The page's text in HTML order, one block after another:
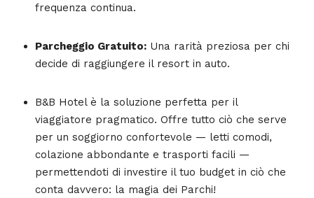
frequenza continua.
Parcheggio Gratuito: Una rarità preziosa per chi
decide di raggiungere il resort in auto.
B&B Hotel è la soluzione perfetta per il
viaggiatore pragmatico. Offre tutto ciò che serve
per un soggiorno confortevole — letti comodi,
colazione abbondante e trasporti facili —
permettendoti di investire il tuo budget in ciò che
conta davvero: la magia dei Parchi!